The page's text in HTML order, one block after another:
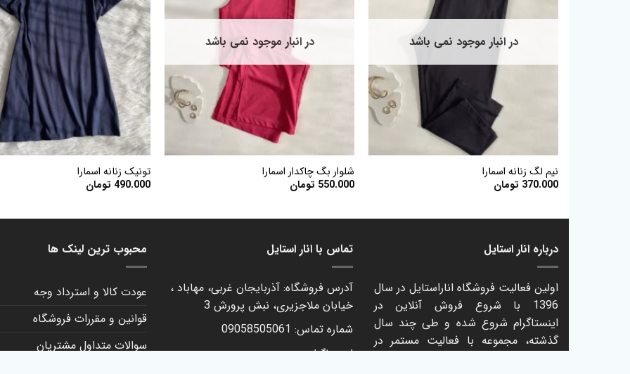
مندی
در انبار موجود نمی باشد
نیم لگ زنانه اسمارا
370.000 تومان
مندی
در انبار موجود نمی باشد
شلوار بگ چاکدار اسمارا
550.000 تومان
تونیک زنانه اسمارا
490.000 تومان
درباره انار استایل
اولین فعالیت فروشگاه اناراستایل در سال
1396 با شروع فروش آنلاین در
اینستاگرام شروع شده و طی چند سال
گذشته، مجموعه با فعالیت مستمر در
تماس با انار استایل
آدرس فروشگاه: آذربایجان غربی، مهاباد ،
خیابان ملاجزیری، نبش پرورش 3
شماره تماس: 09058505061
اینستاگرام
محبوب ترین لینک ها
عودت کالا و استرداد وجه
قوانین و مقررات فروشگاه
سوالات متداول مشتریان